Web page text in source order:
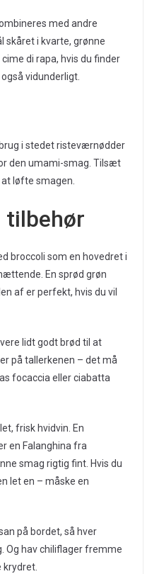
med andre
skåret i kvarte, grønne
di rapa, hvis du finder
vidunderligt.
i stedet risteværnødder
den umami-smag. Tilsæt
løfte smagen.
tilbehør
broccoli som en hovedret i
En sprød grøn
af er perfekt, hvis du vil
lidt godt brød til at
på tallerkenen – det må
focaccia eller ciabatta
frisk hvidvin. En
en Falanghina fra
smag rigtig fint. Hvis du
let en – måske en
på bordet, så hver
Og hav chiliflager fremme
krydret.